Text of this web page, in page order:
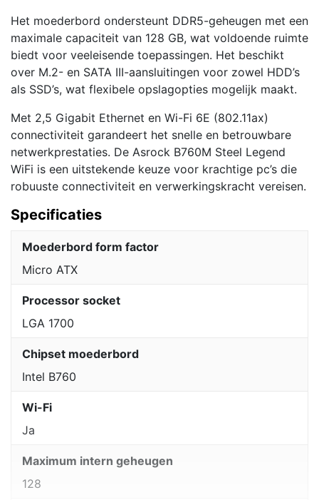
Het moederbord ondersteunt DDR5-geheugen met een
maximale capaciteit van 128 GB, wat voldoende ruimte
biedt voor veeleisende toepassingen. Het beschikt
over M.2- en SATA III-aansluitingen voor zowel HDD’s
als SSD’s, wat flexibele opslagopties mogelijk maakt.
Met 2,5 Gigabit Ethernet en Wi-Fi 6E (802.11ax)
connectiviteit garandeert het snelle en betrouwbare
netwerkprestaties. De Asrock B760M Steel Legend
WiFi is een uitstekende keuze voor krachtige pc’s die
robuuste connectiviteit en verwerkingskracht vereisen.
Specificaties
Moederbord form factor
Micro ATX
Processor socket
LGA 1700
Chipset moederbord
Intel B760
Wi-Fi
Ja
Maximum intern geheugen
128